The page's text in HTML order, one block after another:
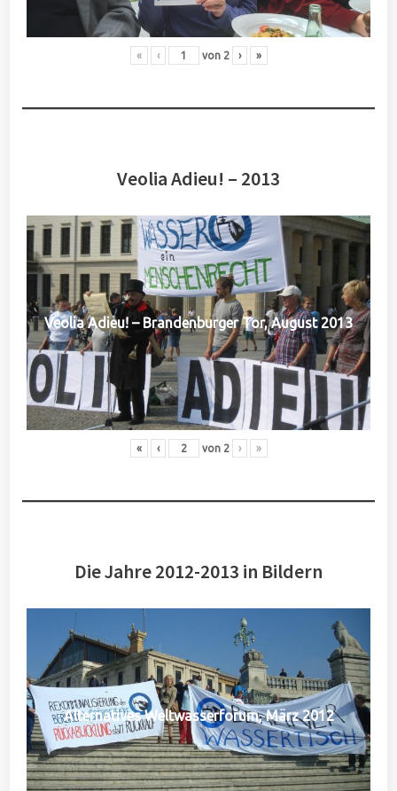
« ‹ von 2 › »
Veolia Adieu! – 2013
Veolia Adieu! – Brandenburger Tor, August 2013
« ‹ von 2 › »
Die Jahre 2012-2013 in Bildern
Alternatives Weltwasserforum, März 2012